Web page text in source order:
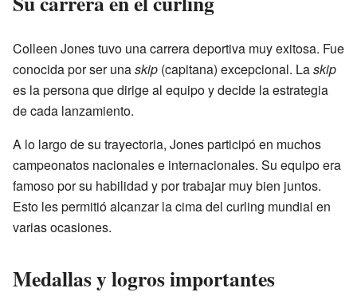
Colleen Jones tuvo una carrera deportiva muy exitosa. Fue
conocida por ser unaskip (capitana) excepcional. Laskip
es la persona que dirige al equipo y decide la estrategia
de cada lanzamiento.
A lo largo de su trayectoria, Jones participó en muchos
campeonatos nacionales e internacionales. Su equipo era
famoso por su habilidad y por trabajar muy bien juntos.
Esto les permitió alcanzar la cima del curling mundial en
varias ocasiones.
Medallas y logros importantes